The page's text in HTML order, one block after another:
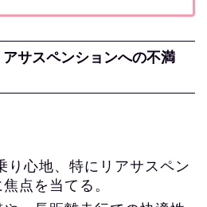
サスペンションへの不満
り心地、特にリアサスペン
点を当てる。